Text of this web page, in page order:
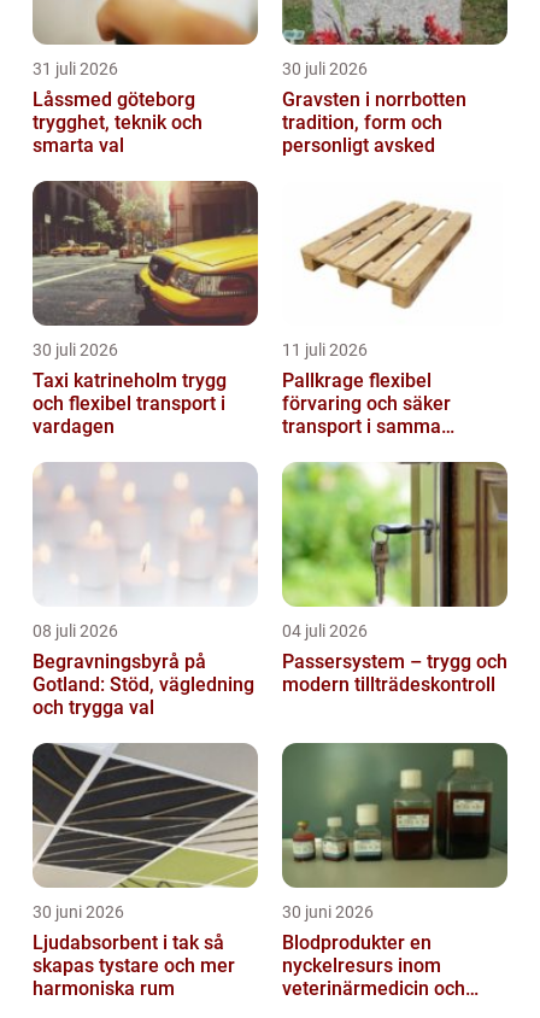
31 juli 2026
Låssmed göteborg
trygghet, teknik och
smarta val
30 juli 2026
Gravsten i norrbotten
tradition, form och
personligt avsked
30 juli 2026
Taxi katrineholm trygg
och flexibel transport i
vardagen
11 juli 2026
Pallkrage flexibel
förvaring och säker
transport i samma
08 juli 2026
Begravningsbyrå på
Gotland: Stöd, vägledning
och trygga val
04 juli 2026
Passersystem – trygg och
modern tillträdeskontroll
30 juni 2026
Ljudabsorbent i tak så
skapas tystare och mer
harmoniska rum
30 juni 2026
Blodprodukter en
nyckelresurs inom
veterinärmedicin och